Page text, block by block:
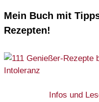
Mein Buch mit
Rezepten!
Infos und